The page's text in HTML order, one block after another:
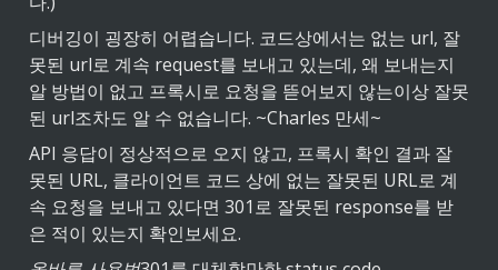
디버깅이 굉장히 어렵습니다. 코드상에서는 없는 url, 잘
못된 url로 계속 request를 보내고 있는데, 왜 보내는지
알 방법이 없고 프록시로 요청을 뜯어보지 않는이상 잘못
된 url조차도 알 수 없습니다. ~Charles 만세~
API 응답이 정상적으로 오지 않고, 프록시 확인 결과 잘
못된 URL, 클라이언트 코드 상에 없는 잘못된 URL로 계
속 요청을 보내고 있다면 301로 잘못된 response를 받
은 적이 있는지 확인보세요.